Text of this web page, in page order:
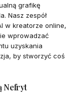
grafikę
Nasz zespół
w kreatorze online,
wprowadzać
uzyskania
by stworzyć coś
Nefryt